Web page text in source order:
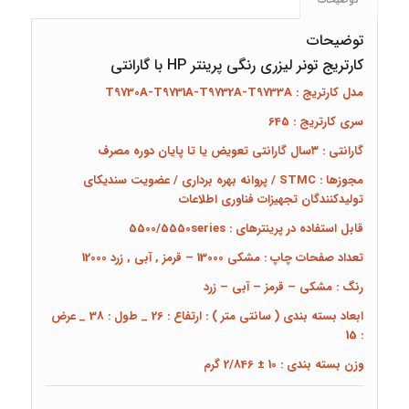
توضیحات
کارتریج تونر لیزری رنگی پرینتر HP با گارانتی
مدل کارتریج : T9730A-T9731A-T9732A-T9733A
سری کارتریج : 645
گارانتی : ۳سال گارانتی تعویض یا تا پایان دوره مصرف
مجوزها : STMC / پروانه بهره برداری / عضویت سندیکای
تولیدکنندگان تجهیزات فناوری اطلاعات
قابل استفاده در پرینترهای : 5500/5550series
تعداد صفحات چاپ : مشکی 13000 – قرمز , آبی , زرد 12000
رنگ : مشکی – قرمز – آبی – زرد
ابعاد بسته بندی ( سانتی متر ) :
ارتفاع : 26 _ طول : 38 _ عرض
: 15
وزن بسته بندی : 10 ± 2/846 گرم